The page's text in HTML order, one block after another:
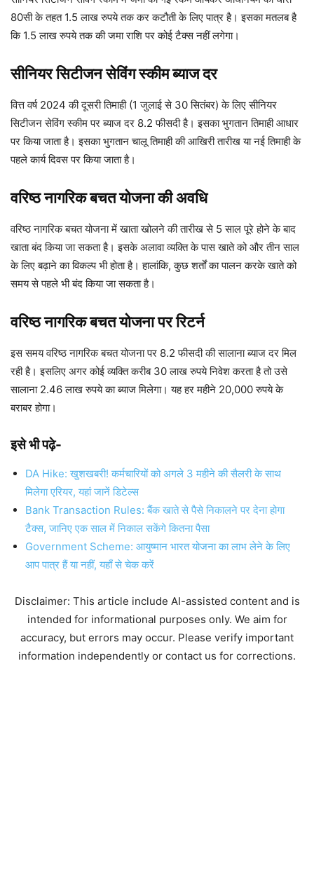
80सी के तहत 1.5 लाख रुपये तक कर कटौती के लिए पात्र है। इसका मतलब है
कि 1.5 लाख रुपये तक की जमा राशि पर कोई टैक्स नहीं लगेगा।
सीनियर सिटीजन सेविंग स्कीम ब्याज दर
वित्त वर्ष 2024 की दूसरी तिमाही (1 जुलाई से 30 सितंबर) के लिए सीनियर
सिटीजन सेविंग स्कीम पर ब्याज दर 8.2 फीसदी है। इसका भुगतान तिमाही आधार
पर किया जाता है। इसका भुगतान चालू तिमाही की आखिरी तारीख या नई तिमाही के
पहले कार्य दिवस पर किया जाता है।
वरिष्ठ नागरिक बचत योजना की अवधि
वरिष्ठ नागरिक बचत योजना में खाता खोलने की तारीख से 5 साल पूरे होने के बाद
खाता बंद किया जा सकता है। इसके अलावा व्यक्ति के पास खाते को और तीन साल
के लिए बढ़ाने का विकल्प भी होता है। हालांकि, कुछ शर्तों का पालन करके खाते को
समय से पहले भी बंद किया जा सकता है।
वरिष्ठ नागरिक बचत योजना पर रिटर्न
इस समय वरिष्ठ नागरिक बचत योजना पर 8.2 फीसदी की सालाना ब्याज दर मिल
रही है। इसलिए अगर कोई व्यक्ति करीब 30 लाख रुपये निवेश करता है तो उसे
सालाना 2.46 लाख रुपये का ब्याज मिलेगा। यह हर महीने 20,000 रुपये के
बराबर होगा।
इसे भी पढ़े-
DA Hike: खुशखबरी! कर्मचारियों को अगले 3 महीने की सैलरी के साथ
मिलेगा एरियर, यहां जानें डिटेल्स
Bank Transaction Rules: बैंक खाते से पैसे निकालने पर देना होगा
टैक्स, जानिए एक साल में निकाल सकेंगे कितना पैसा
Government Scheme: आयुष्मान भारत योजना का लाभ लेने के लिए
आप पात्र हैं या नहीं, यहाँ से चेक करें
Disclaimer: This article include AI-assisted content and is
intended for informational purposes only. We aim for
accuracy, but errors may occur. Please verify important
information independently or contact us for corrections.